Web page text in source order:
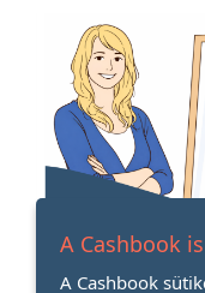
Könyvelőknek
Imposztor
A Cashbook
A Cashbook